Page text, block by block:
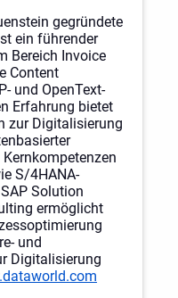
gegründete
ein führender
Bereich Invoice
Content
und OpenText-
Erfahrung bietet
zur Digitalisierung
S/4HANA-
Solution
ermöglicht
und
Digitalisierung